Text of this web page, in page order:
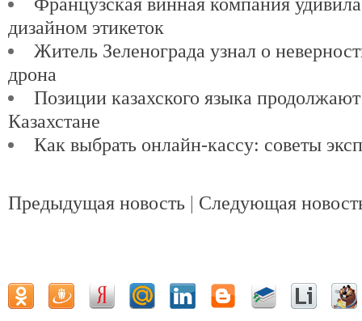
дизайном этикеток
Житель Зеленограда узнал о
дрона
Позиции казахского языка
Казахстане
Как выбрать онлайн-кассу: советы
Предыдущая новость | Следующая